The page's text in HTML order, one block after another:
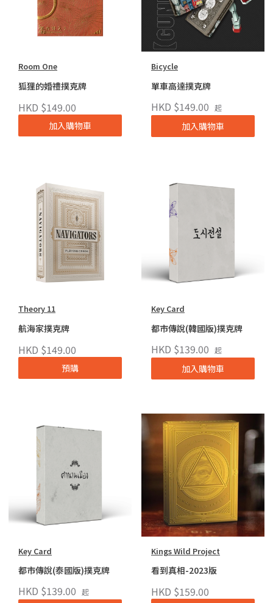
Room One
狐狸的婚禮撲克牌
HKD $149.00
加入購物車
Bicycle
單車高達撲克牌
HKD $149.00 起
加入購物車
Theory 11
航海家撲克牌
HKD $149.00
預購
Key Card
都市傳說(韓國版)撲克牌
HKD $139.00 起
加入購物車
Key Card
都市傳說(泰國版)撲克牌
HKD $139.00 起
Kings Wild Project
看到真相-2023版
HKD $159.00